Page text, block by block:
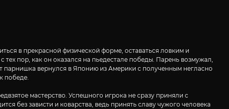
в прекрасной физической форме, оставаться ловким и
пор, как он оказался на пьедестале победы. Парень возмужал,
парнишка вернулся в Японию из Америки с полученным негласно
победе.
мастерство. Успешного игрока не сразу приняли с
без зависти и коварства, ведь принять славу чужого человека